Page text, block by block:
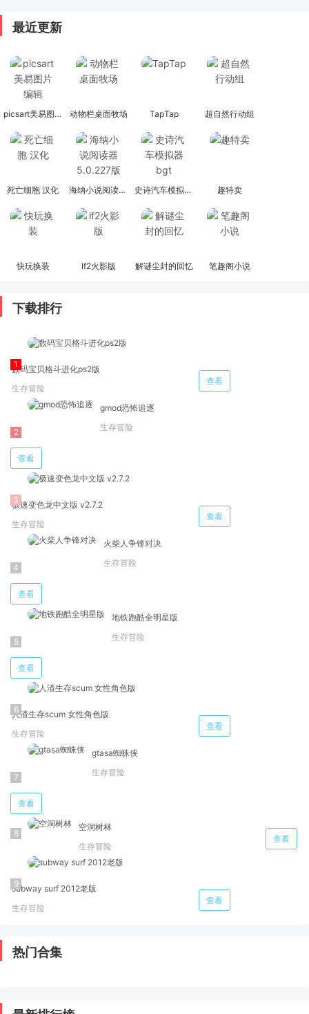
最近更新
picsart美易图片编辑 动物栏桌面牧场 TapTap 超自然行动组
死亡细胞 汉化 海纳小说阅读器 5.0.227版 史诗汽车模拟器bgt 趣特卖
快玩换装 lf2火影版 解谜尘封的回忆 笔趣阁小说
下载排行
数码宝贝格斗进化ps2版
生存冒险
查看
gmod恐怖追逐
生存冒险
查看
极速变色龙中文版 v2.7.2
生存冒险
查看
火柴人争锋对决
生存冒险
查看
地铁跑酷全明星版
生存冒险
查看
人渣生存scum 女性角色版
生存冒险
查看
gtasa蜘蛛侠
生存冒险
查看
空洞树林
生存冒险
查看
subway surf 2012老版
生存冒险
查看
热门合集